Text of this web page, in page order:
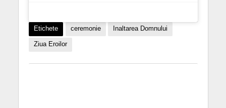
Etichete ceremonie Inaltarea Domnului
Ziua Eroilor